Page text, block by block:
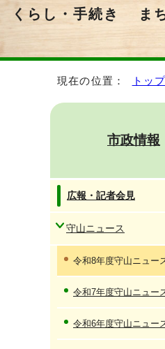
くらし・手続き
ま
現在の位置： トッ
市政情報
広報・記者会見
守山ニュース
令和8年度守山ニュー
令和7年度守山ニュー
令和6年度守山ニュー